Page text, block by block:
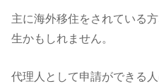
主に海外移住をされている
生かもしれません。
代理人として申請ができる